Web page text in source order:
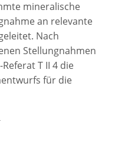
mineralische
an relevante
Nach
Stellungnahmen
T II 4 die
für die